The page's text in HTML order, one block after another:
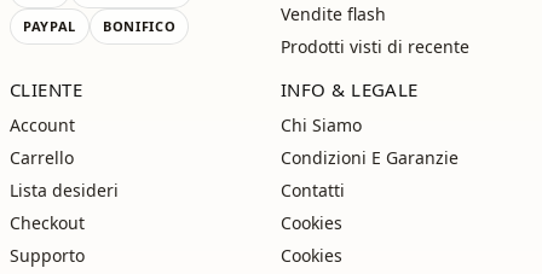
PAYPAL
BONIFICO
Vendite flash
Prodotti visti di recente
CLIENTE
Account
Carrello
Lista desideri
Checkout
Supporto
INFO & LEGALE
Chi Siamo
Condizioni E Garanzie
Contatti
Cookies
Cookies